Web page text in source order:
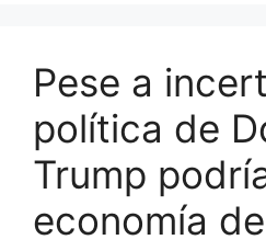
Pese a
política de
Trump
economía